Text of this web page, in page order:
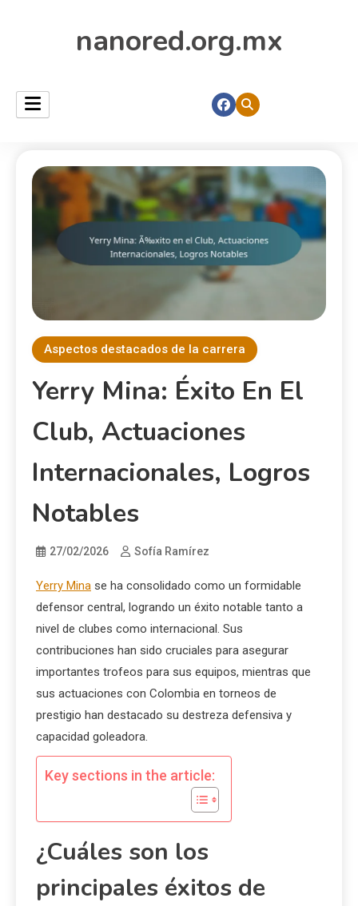
nanored.org.mx
Aspectos destacados de la carrera
Yerry Mina: Éxito En El
Club, Actuaciones
Internacionales, Logros
Notables
27/02/2026 Sofía Ramírez
Yerry Mina se ha consolidado como un formidable
defensor central, logrando un éxito notable tanto a
nivel de clubes como internacional. Sus
contribuciones han sido cruciales para asegurar
importantes trofeos para sus equipos, mientras que
sus actuaciones con Colombia en torneos de
prestigio han destacado su destreza defensiva y
capacidad goleadora.
Key sections in the article:
¿Cuáles son los
principales éxitos de